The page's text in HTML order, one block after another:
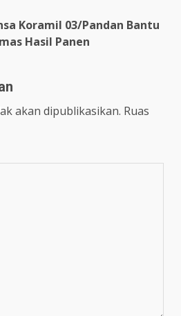
Koramil 03/Pandan Bantu
Hasil Panen
akan dipublikasikan. Ruas